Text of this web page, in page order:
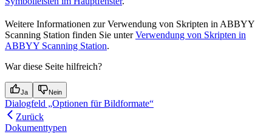
Weitere Informationen zur Verwendung von Skripten in ABBYY
Scanning Station finden Sie unterVerwendung von Skripten in
ABBYY Scanning Station.
War diese Seite hilfreich?
Ja Nein
Dialogfeld „Optionen für Bildformate“
Zurück
Dokumenttypen